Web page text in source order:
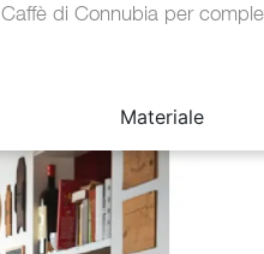
Caffè di Connubia per
Materiale